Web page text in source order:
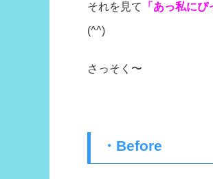
それを見て 「あっ私に
(^^)
さっそく〜
・Before